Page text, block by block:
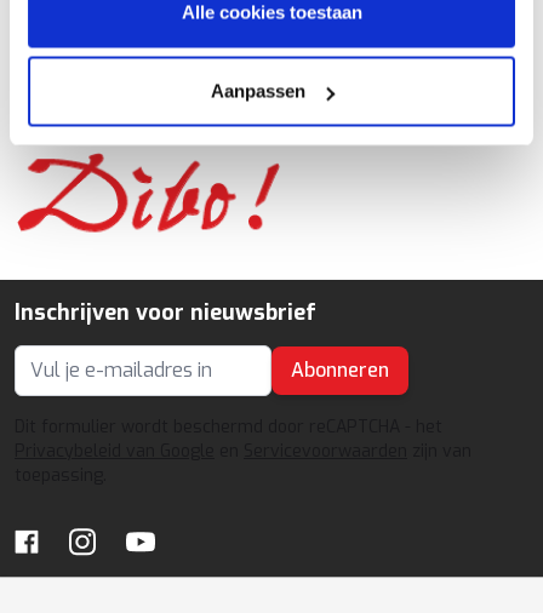
Alle cookies toestaan
Aanpassen
Inschrijven voor nieuwsbrief
E-mailadres Abonneren